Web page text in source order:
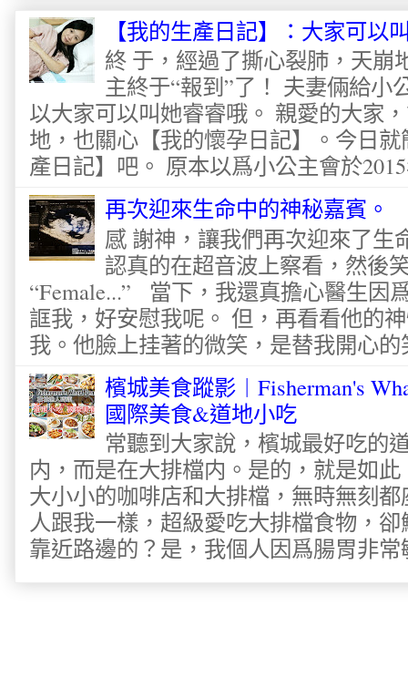
【我的生產日記】：大家可以
終 于，經過了撕心裂肺，天崩
主終于“報到”了！ 夫妻倆給小
以大家可以叫她睿睿哦。 親愛的大家
地，也關心【我的懷孕日記】。今日
產日記】吧。 原本以爲小公主會於
再次迎來生命中的神秘嘉賓。
感 謝神，讓我們再次迎來了生
認真的在超音波上察看，然後
“Female...” 當下，我還真擔心醫生因
誆我，好安慰我呢。 但，再看看他的
我。他臉上挂著的微笑，是替我開心的
檳城美食蹤影︱Fisherman's
國際美食&道地小吃
常聽到大家說，檳城最好吃的
内，而是在大排檔内。是的，就是如
大小小的咖啡店和大排檔，無時無刻
人跟我一樣，超級愛吃大排檔食物，
靠近路邊的？是，我個人因爲腸胃非